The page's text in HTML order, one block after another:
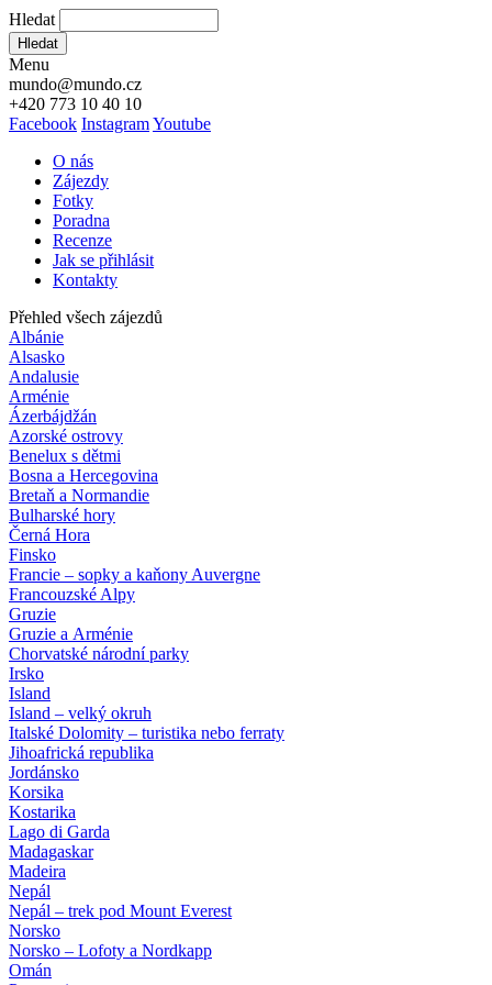
Hledat
Hledat
Menu
mundo@mundo.cz
+420 773 10 40 10
Facebook InstagramYoutube
O nás
Zájezdy
Fotky
Poradna
Recenze
Jak se přihlásit
Kontakty
Přehled všech zájezdů
Albánie
Alsasko
Andalusie
Arménie
Ázerbájdžán
Azorské ostrovy
Benelux s dětmi
Bosna a Hercegovina
Bretaň a Normandie
Bulharské hory
Černá Hora
Finsko
Francie – sopky a kaňony Auvergne
Francouzské Alpy
Gruzie
Gruzie a Arménie
Chorvatské národní parky
Irsko
Island
Island – velký okruh
Italské Dolomity – turistika nebo ferraty
Jihoafrická republika
Jordánsko
Korsika
Kostarika
Lago di Garda
Madagaskar
Madeira
Nepál
Nepál – trek pod Mount Everest
Norsko
Norsko – Lofoty a Nordkapp
Omán